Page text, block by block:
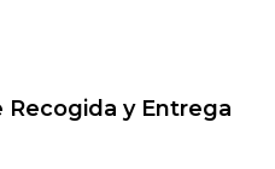
y Entrega